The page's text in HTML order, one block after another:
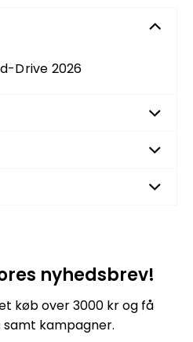
Drive 2026
nyhedsbrev!
køb over 3000 kr og få
samt kampagner.